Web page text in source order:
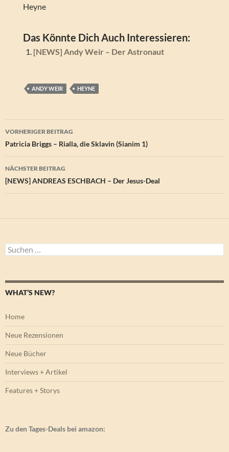
Heyne
Das Könnte Dich Auch Interessieren:
[NEWS] Andy Weir – Der Astronaut
ANDY WEIR HEYNE
Beitragsnavigation
VORHERIGER BEITRAG
Patricia Briggs – Rialla, die Sklavin (Sianim 1)
NÄCHSTER BEITRAG
[NEWS] ANDREAS ESCHBACH – Der Jesus-Deal
Suchen
nach:
WHAT’S NEW?
Home
Neue Rezensionen
Neue Bücher
Interviews + Artikel
Features + Storys
Zu den Tages-Deals bei amazon: